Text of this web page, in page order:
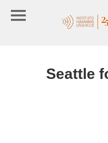
Seattle